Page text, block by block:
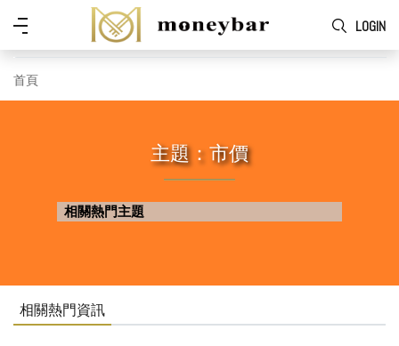
Skip to main content
LOGIN
功
首頁
主題：市價
相關熱門主題
相關熱門資訊